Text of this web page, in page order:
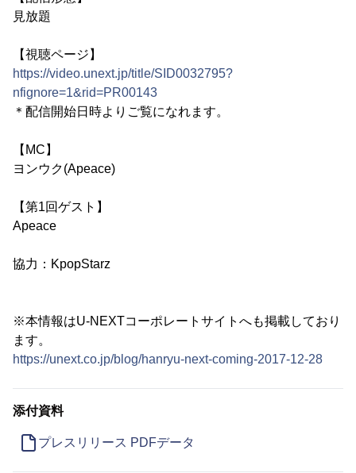
見放題
【視聴ページ】
https://video.unext.jp/title/SID0032795?
nfignore=1&rid=PR00143
＊配信開始日時よりご覧になれます。
【MC】
ヨンウク(Apeace)
【第1回ゲスト】
Apeace
協力：KpopStarz
※本情報はU-NEXTコーポレートサイトへも掲載しており
ます。
https://unext.co.jp/blog/hanryu-next-coming-2017-12-28
添付資料
プレスリリース PDFデータ